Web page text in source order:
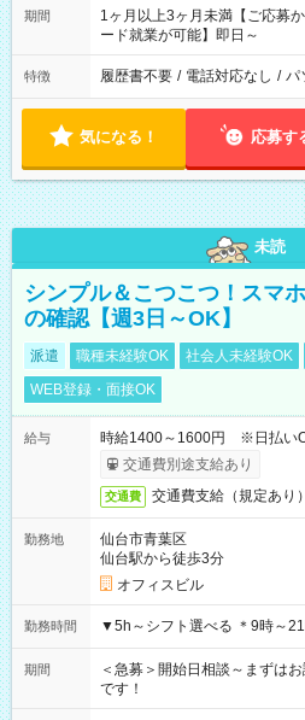
期間
1ヶ月以上3ヶ月未満【ご応募
ード就業が可能】即日～
特徴 履歴書不要 / 電話対応なし / パ
気になる！ 応募す
未読
シンプル＆こつこつ！スマ
の確認【週3日～OK】
派遣 職種未経験OK 社会人未経験OK
WEB登録・面接OK
給与
時給1400～1600円 ※日払い
交通費別途支給あり
交通費 交通費支給（規定あり）
勤務地
仙台市青葉区
仙台駅から徒歩3分
オフィスビル
勤務時間 ▼5h～シフト選
期間
＜急募＞開始日相談～まずは
です！